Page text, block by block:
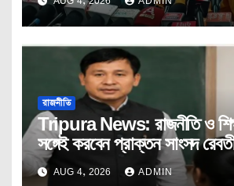
রাজনীতি
Tripura News: রাজনীতি ও
সঙ্গেই করবেন প্রাক্তন সাংসদ
AUG 4, 2026 ADMIN